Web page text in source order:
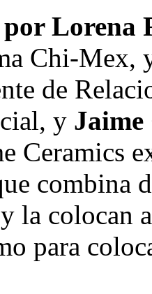
por Lorena
Chi-Mex,
de
y Jaime
Ceramics
combina
la colocan
para